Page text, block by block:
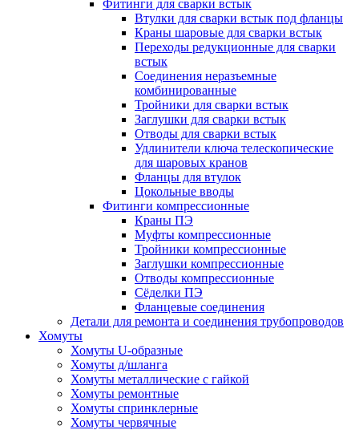
Фитинги для сварки встык
Втулки для сварки встык под фланцы
Краны шаровые для сварки встык
Переходы редукционные для сварки
встык
Соединения неразъемные
комбинированные
Тройники для сварки встык
Заглушки для сварки встык
Отводы для сварки встык
Удлинители ключа телескопические
для шаровых кранов
Фланцы для втулок
Цокольные вводы
Фитинги компрессионные
Краны ПЭ
Муфты компрессионные
Тройники компрессионные
Заглушки компрессионные
Отводы компрессионные
Сёделки ПЭ
Фланцевые соединения
Детали для ремонта и соединения трубопроводов
Хомуты
Хомуты U-образные
Хомуты д/шланга
Хомуты металлические с гайкой
Хомуты ремонтные
Хомуты спринклерные
Хомуты червячные